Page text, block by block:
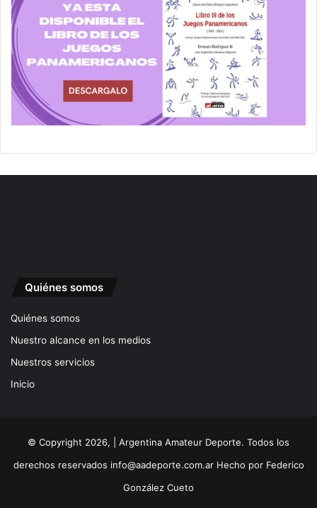
Quiénes somos
Quiénes somos
Nuestro alcance en los medios
Nuestros servicios
Inicio
© Copyright 2026, | Argentina Amateur Deporte. Todos los
derechos reservados info@aadeporte.com.arHecho por Federico
González Cueto